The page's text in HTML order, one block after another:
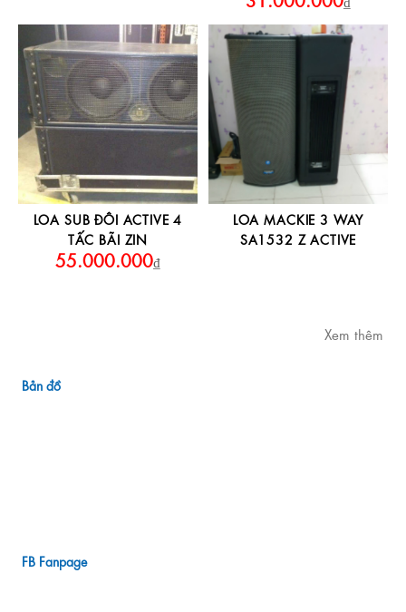
LOA SUB ĐÔI ACTIVE 4
TẤC BÃI ZIN
55.000.000₫
LOA MACKIE 3 WAY
SA1532 Z ACTIVE
Xem thêm
Bản đồ
FB Fanpage